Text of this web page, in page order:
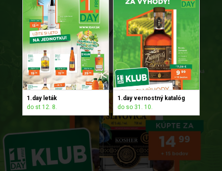
1.day leták
do st 12. 8.
1.day vernostný katalóg
do so 31. 10.